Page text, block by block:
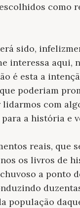
como
sido,
interessa aqui,
é esta a
poderiam
com
a história e
reais, que
os livros de
a ponto
população